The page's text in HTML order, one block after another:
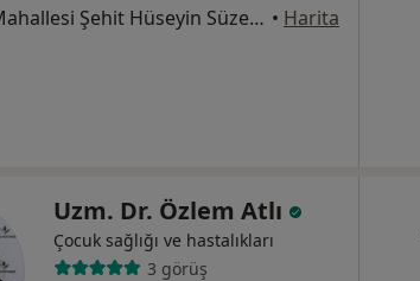
Paşakent Mahallesi Şehit Hüseyin Süzener Caddesi C2 Blok No:9, Balıkesir • Harita
Uzm. Dr. Özlem Atlı
Çocuk sağlığı ve hastalıkları
3 görüş